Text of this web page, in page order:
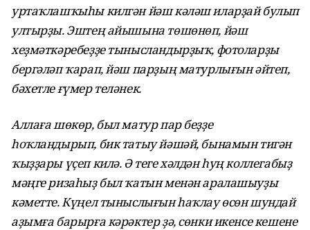
уртаҡлашҡыһы килгән йәш кәләш иларҙай булып
ултырҙы. Эштең айышына төшөнөп, йәш
хеҙмәткәребеҙҙе тынысландырҙыҡ, фотоларҙы
бергәләп ҡарап, йәш парҙың матурлығын әйтеп,
бәхетле ғүмер теләнек.
Аллаға шөкөр, был матур пар беҙҙе
һоҡландырып, бик татыу йәшәй, бынамын тигән
ҡыҙҙары үҫеп килә. Ә теге хәлдән һуң коллегабыҙ
мәңге ризаһыҙ был ҡатын менән аралашыуҙы
кәметте. Күңел тыныслығын һаҡлау өсөн шундай
аҙымға барырға кәрәктер ҙә, сөнки икенсе кешене